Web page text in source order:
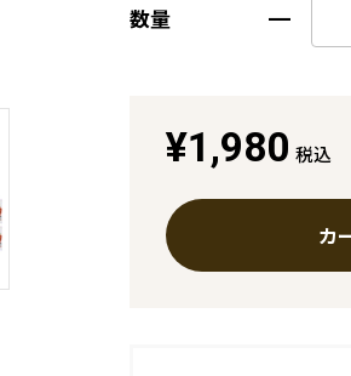
数量
¥1,980 税込
カ